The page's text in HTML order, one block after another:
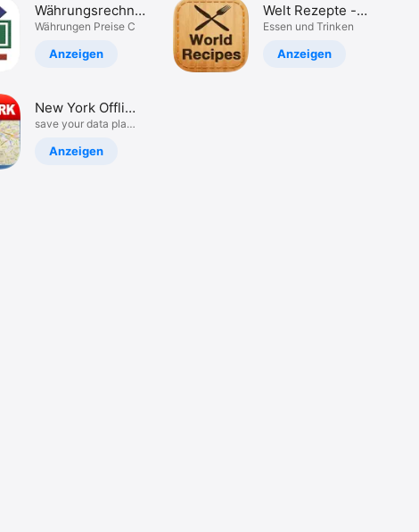
Währungsrechner
+
Währungen Preise C
Anzeigen
New York Offline
Map
save your data plan
Anzeigen
Welt Rezepte -
Kochen World
Gourmet
Essen und Trinken
Anzeigen